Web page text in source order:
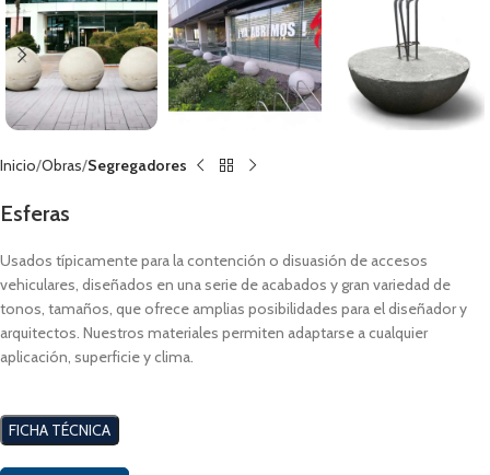
Inicio Obras Segregadores
Esferas
Usados típicamente para la contención o disuasión de accesos
vehiculares, diseñados en una serie de acabados y gran variedad de
tonos, tamaños, que ofrece amplias posibilidades para el diseñador y
arquitectos. Nuestros materiales permiten adaptarse a cualquier
aplicación, superficie y clima.
FICHA TÉCNICA